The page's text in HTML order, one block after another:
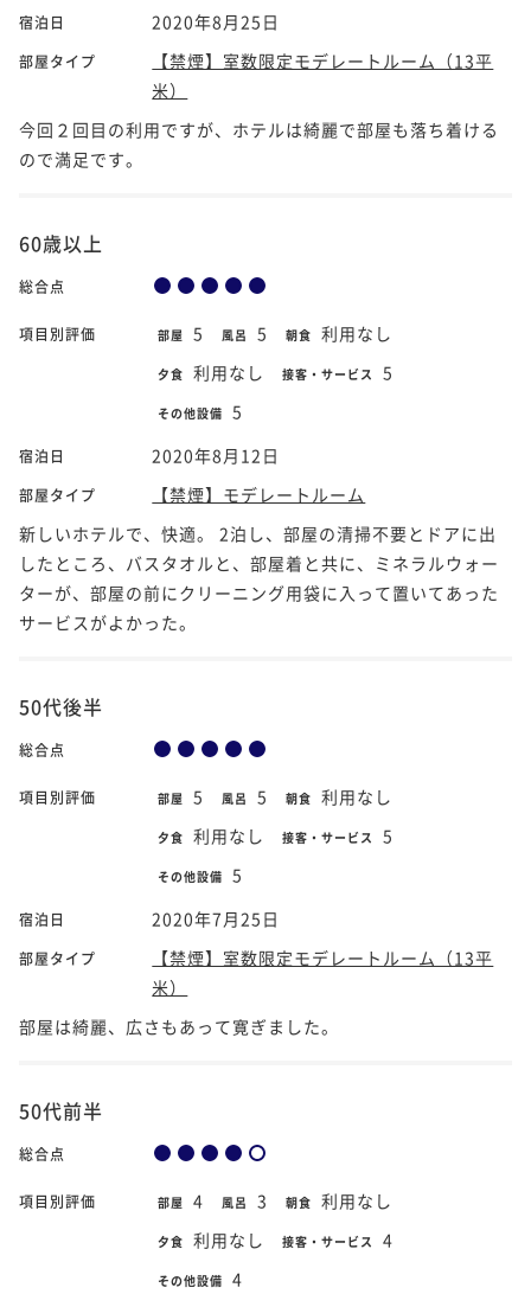
宿泊日 2020年8月25日
部屋タイプ
【禁煙】室数限定モデレートルーム（13平
米）
今回２回目の利用ですが、ホテルは綺麗で部屋も落ち着ける
ので満足です。
60歳以上
総合点
項目別評価 部屋 5 風呂 5 朝食 利用なし
夕食 利用なし 接客・サービス 5
その他設備 5
宿泊日 2020年8月12日
部屋タイプ
【禁煙】モデレートルーム
新しいホテルで、快適。 2泊し、部屋の清掃不要とドアに出
したところ、バスタオルと、部屋着と共に、ミネラルウォー
ターが、部屋の前にクリーニング用袋に入って置いてあった
サービスがよかった。
50代後半
総合点
項目別評価 部屋 5 風呂 5 朝食 利用なし
夕食 利用なし 接客・サービス 5
その他設備 5
宿泊日 2020年7月25日
部屋タイプ
【禁煙】室数限定モデレートルーム（13平
米）
部屋は綺麗、広さもあって寛ぎました。
50代前半
総合点
項目別評価 部屋 4 風呂 3 朝食 利用なし
夕食 利用なし 接客・サービス 4
その他設備 4